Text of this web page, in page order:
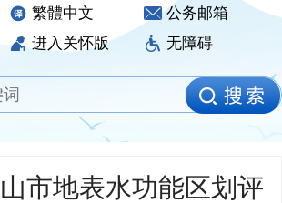
繁體中文
公务邮箱
进入关怀版 无障碍
市地表水功能区划评